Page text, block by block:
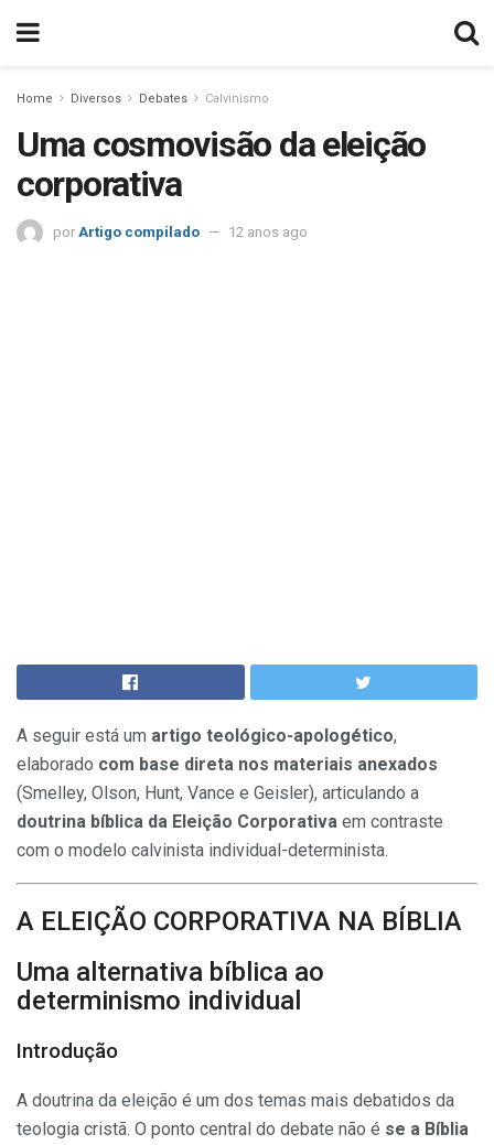
Home Diversos Debates Calvinismo
Uma cosmovisão da eleição
corporativa
por Artigo compilado 12 anos ago
A seguir está um artigo teológico-apologético,
elaborado com base direta nos materiais anexados
(Smelley, Olson, Hunt, Vance e Geisler), articulando a
doutrina bíblica da Eleição Corporativa em contraste
com o modelo calvinista individual-determinista.
A ELEIÇÃO CORPORATIVA NA BÍBLIA
Uma alternativa bíblica ao
determinismo individual
Introdução
A doutrina da eleição é um dos temas mais debatidos da
teologia cristã. O ponto central do debate não é se a Bíblia